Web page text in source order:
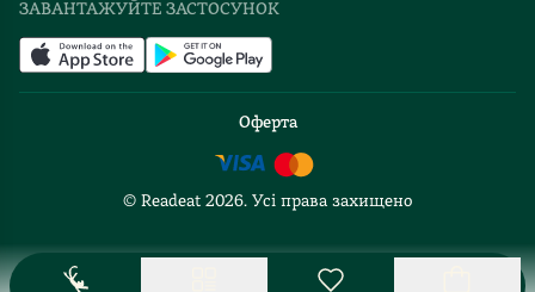
ЗАВАНТАЖУЙТЕ ЗАСТОСУНОК
Оферта
© Readeat 2026. Усі права захищено